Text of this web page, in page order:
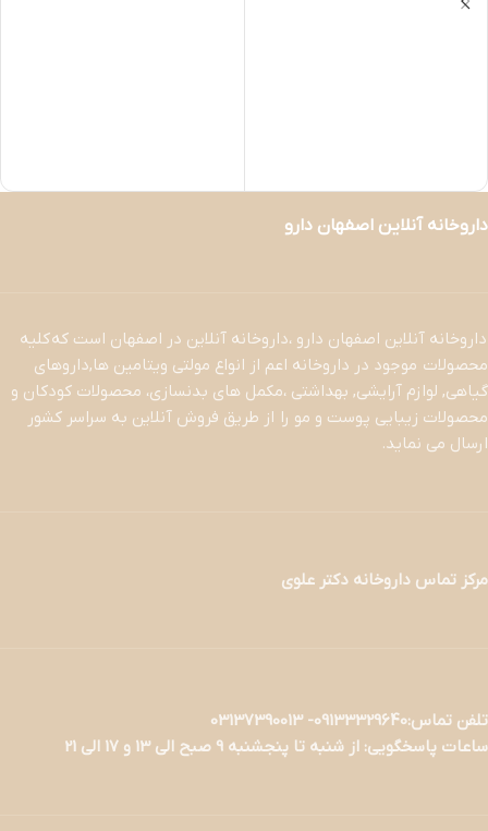
داروخانه آنلاین اصفهان دارو
داروخانه آنلاین اصفهان دارو ،داروخانه آنلاین در اصفهان است که کلیه
محصولات موجود در داروخانه اعم از انواع مولتی ویتامین ها,داروهای
گیاهی, لوازم آرایشی, بهداشتی ،مکمل های بدنسازی، محصولات کودکان و
محصولات زیبایی پوست و مو را از طریق فروش آنلاین به سراسر کشور
ارسال می نماید.
مرکز تماس داروخانه دکتر علوی
تلفن تماس:09133329640- 03137390013
ساعات پاسخگویی: از شنبه تا پنجشنبه 9 صبح الی 13 و 17 الی 21